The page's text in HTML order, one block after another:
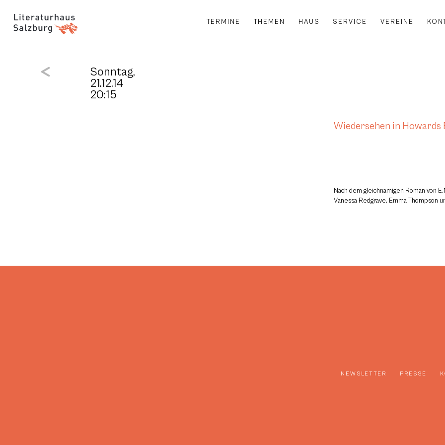
TERMINE THEMEN HAUS SERVICE VEREINE
Sonntag,
21.12.14
20:15
Wiedersehen in Howards
Nach dem gleichnamigen Roman von
Vanessa Redgrave, Emma Thompson
NEWSLETTER PRESSE